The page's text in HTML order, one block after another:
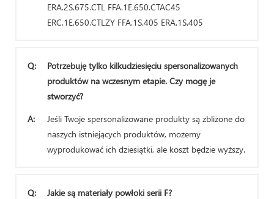
ERA.2S.675.CTL FFA.1E.650.CTAC45
ERC.1E.650.CTLZY FFA.1S.405 ERA.1S.405
Q:
Potrzebuję tylko kilkudziesięciu spersonalizowanych
produktów na wczesnym etapie. Czy mogę je
stworzyć?
A:
Jeśli Twoje spersonalizowane produkty są zbliżone do
naszych istniejących produktów, możemy
wyprodukować ich dziesiątki, ale koszt będzie wyższy.
Q:
Jakie są materiały powłoki serii F?